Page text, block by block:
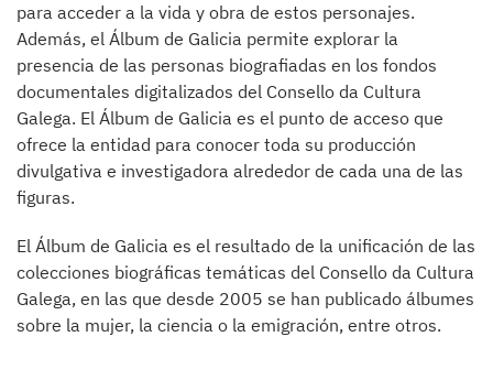
para acceder a la vida y obra de estos personajes.
Además, el Álbum de Galicia permite explorar la
presencia de las personas biografiadas en los fondos
documentales digitalizados del Consello da Cultura
Galega. El Álbum de Galicia es el punto de acceso que
ofrece la entidad para conocer toda su producción
divulgativa e investigadora alrededor de cada una de las
figuras.
El Álbum de Galicia es el resultado de la unificación de las
colecciones biográficas temáticas del Consello da Cultura
Galega, en las que desde 2005 se han publicado álbumes
sobre la mujer, la ciencia o la emigración, entre otros.